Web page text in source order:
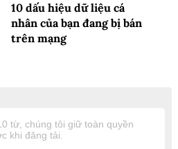
10 dấu hiệu dữ liệu cá
nhân của bạn đang bị bán
trên mạng